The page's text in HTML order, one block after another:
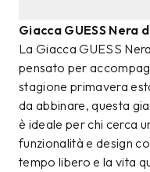
Giacca GUESS Nera
La Giacca GUESS
pensato per
stagione primavera
da abbinare, questa
è ideale per chi cerca
funzionalità e design
tempo libero e la vita